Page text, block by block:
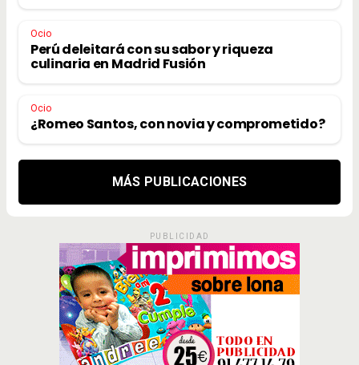
Ocio
Perú deleitará con su sabor y riqueza
culinaria en Madrid Fusión
Ocio
¿Romeo Santos, con novia y comprometido?
MÁS PUBLICACIONES
PUBLICIDAD